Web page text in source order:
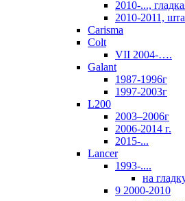
2010-...,
2010-2011,
Carisma
Colt
VII 2004-….
Galant
1987-1996г
1997-2003г
L200
2003–2006г
2006-2014 г.
2015-...
Lancer
1993-....
на
9 2000-2010